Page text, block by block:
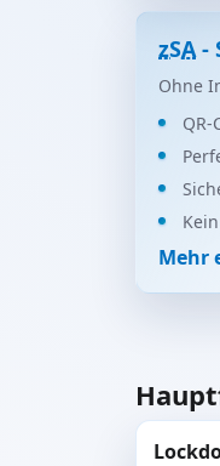
zSA-
Ohne
Mehr